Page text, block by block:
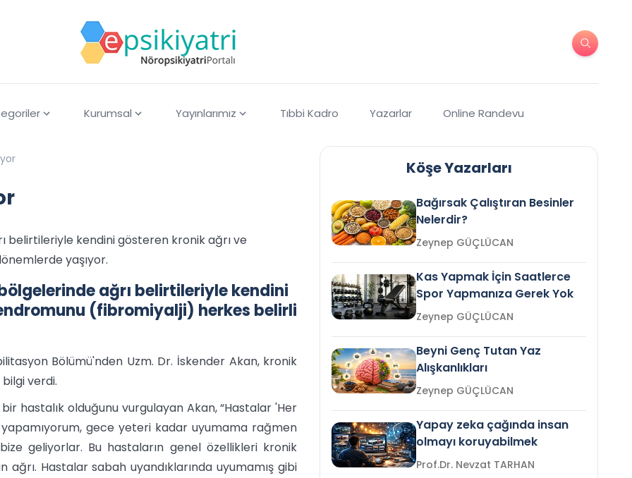
Kurumsal Yayınlarımız Tıbbi Kadro Yazarlar Online Randevu
belirtileriyle kendini gösteren kronik ağrı ve
yaşıyor.
ağrı belirtileriyle kendini
(fibromiyalji) herkes belirli
Bölümü'nden Uzm. Dr. İskender Akan, kronik
verdi.
hastalık olduğunu vurgulayan Akan, “Hastalar 'Her
yapamıyorum, gece yeteri kadar uyumama rağmen
geliyorlar. Bu hastaların genel özellikleri kronik
Hastalar sabah uyandıklarında uyumamış gibi
Köşe Yazarları
Bağırsak Çalıştıran Besinler
Nelerdir?
Zeynep GÜÇLÜCAN
Kas Yapmak İçin Saatlerce
Spor Yapmanıza Gerek Yok
Zeynep GÜÇLÜCAN
Beyni Genç Tutan Yaz
Alışkanlıkları
Zeynep GÜÇLÜCAN
Yapay zeka çağında insan
olmayı koruyabilmek
Prof.Dr. Nevzat TARHAN